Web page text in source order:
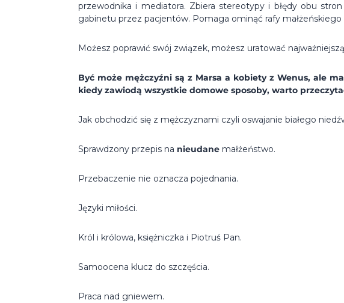
przewodnika i mediatora. Zbiera stereotypy i błędy obu
gabinetu przez pacjentów. Pomaga ominąć rafy małżeńskiego
Możesz poprawić swój związek, możesz uratować
Być może mężczyźni są z Marsa a kobiety z Wenus, ale
kiedy zawiodą wszystkie domowe sposoby, warto
Jak obchodzić się z mężczyznami czyli oswajanie białego
Sprawdzony przepis na nieudane małżeństwo.
Przebaczenie nie oznacza pojednania.
Języki miłości.
Król i królowa, księżniczka i Piotruś Pan.
Samoocena klucz do szczęścia.
Praca nad gniewem.